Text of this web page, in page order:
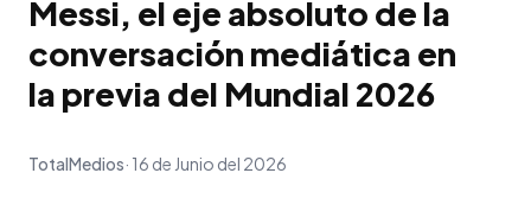
Messi, el eje absoluto de la
conversación mediática en
la previa del Mundial 2026
TotalMedios 16 de Junio del 2026